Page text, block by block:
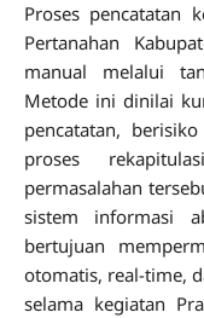
Proses pencatatan
Pertanahan
manual melalui
Metode ini dinilai
pencatatan,
proses
permasalahan
sistem informasi
bertujuan
otomatis, real-time,
selama kegiatan